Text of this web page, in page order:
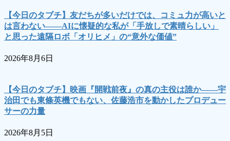
【今日のタブチ】友だちが多いだけでは、コミュ力が高いと
は言わない――AIに懐疑的な私が「手放しで素晴らしい」
と思った遠隔ロボ「オリヒメ」の“意外な価値”
2026年8月6日
【今日のタブチ】映画『開戦前夜』の真の主役は誰か――宇
治田でも東條英機でもない、佐藤浩市を動かしたプロデュー
サーの力量
2026年8月5日